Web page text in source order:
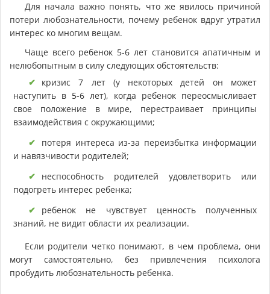
Для начала важно понять, что же явилось причиной
потери любознательности, почему ребенок вдруг утратил
интерес ко многим вещам.
Чаще всего ребенок 5-6 лет становится апатичным и
нелюбопытным в силу следующих обстоятельств:
кризис 7 лет (у некоторых детей он может
наступить в 5-6 лет), когда ребенок переосмысливает
свое положение в мире, перестраивает принципы
взаимодействия с окружающими;
потеря интереса из-за переизбытка информации
и навязчивости родителей;
неспособность родителей удовлетворить или
подогреть интерес ребенка;
ребенок не чувствует ценность полученных
знаний, не видит области их реализации.
Если родители четко понимают, в чем проблема, они
могут самостоятельно, без привлечения психолога
пробудить любознательность ребенка.